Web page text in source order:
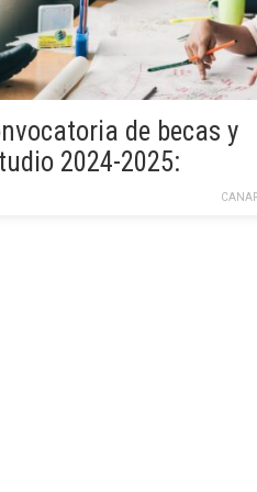
de becas y
2024-2025: